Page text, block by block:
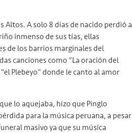
Altos. A solo 8 días de nacido perdió a
inmenso de sus tías, ellas
de los barrios marginales del
canciones como “La oración del
Plebeyo” donde le canto al amor
lo aquejaba, hizo que Pinglo
para la música peruana, a pesar
masivo ya que su música